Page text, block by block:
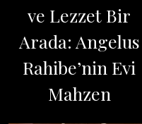
ve Lezzet Bir
Arada: Angelus
Rahibe’nin Evi
Mahzen